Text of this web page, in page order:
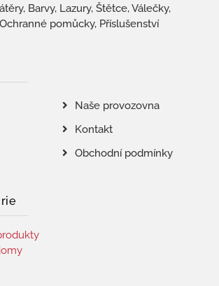
Barvy, Lazury, Štětce, Válečky,
pomůcky, Příslušenství
Naše provozovna
Kontakt
Obchodní podmínky